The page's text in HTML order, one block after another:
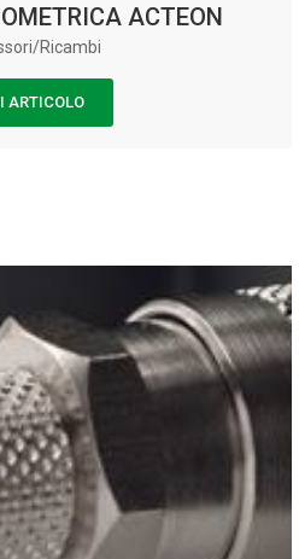
ACTEON
Ricambi
ARTICOLO